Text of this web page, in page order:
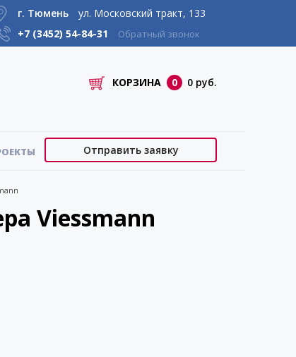
г. Тюмень
ул. Московский тракт, 133
+7 (3452) 54-84-31 Обратный звонок
КОРЗИНА 0 0 руб.
Отправить заявку
Viessmann